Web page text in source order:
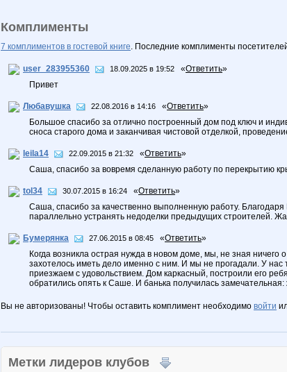
Комплименты
7 комплиментов в гостевой книге. Последние комплименты
user_283955360 18.09.2025 в 19:52 «Ответить»
Привет
Любавушка 22.08.2016 в 14:16 «Ответить»
Большое спасибо за отлично построенный дом под ключ и
сноса старого дома и заканчивая чистовой отделкой,
leila14 22.09.2015 в 21:32 «Ответить»
Саша, спасибо за вовремя сделанную работу по перекрытию
tol34 30.07.2015 в 16:24 «Ответить»
Саша, спасибо за качественно выполненную работу.
параллельно устранять недоделки предыдущих строителей.
Бумерянка 27.06.2015 в 08:45 «Ответить»
Когда возникла острая нужда в новом доме, мы, не зная
захотелось иметь дело именно с ним. И мы не прогадали. У
приезжаем с удовольствием. Дом каркасный, построили его
обратились опять к Саше. И банька получилась
Вы не авторизованы! Чтобы оставить комплимент необходимо войти
Метки лидеров клубов